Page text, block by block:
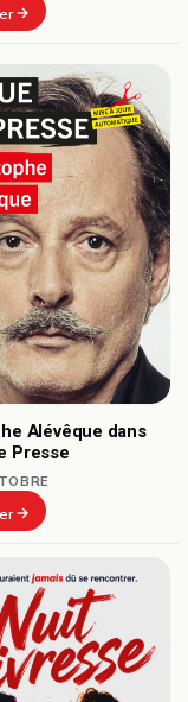
Alévêque dans
Presse